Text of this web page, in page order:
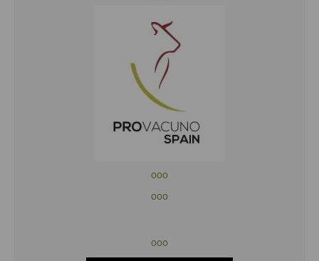
ooo
ooo
ooo